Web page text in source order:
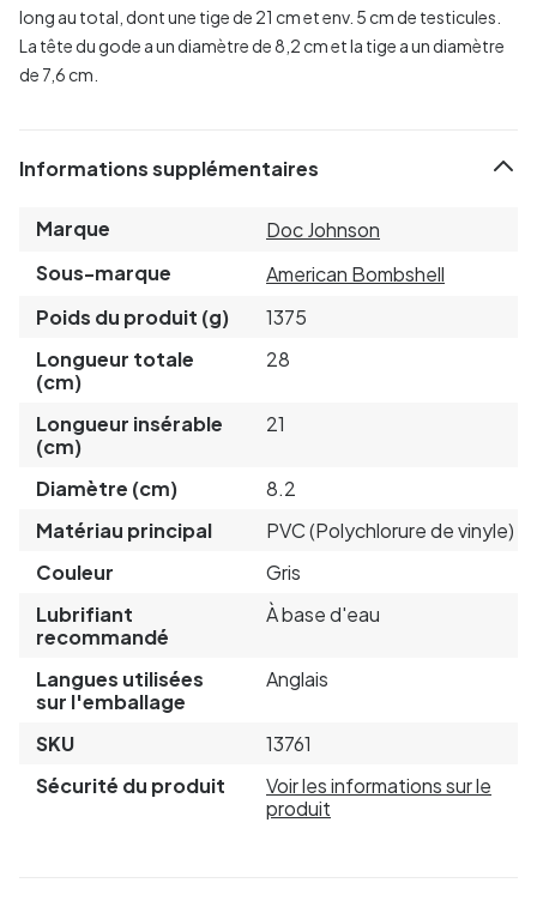
long au total, dont une tige de 21 cm et env. 5 cm de testicules.
La tête du gode a un diamètre de 8,2 cm et la tige a un diamètre
de 7,6 cm.
Informations supplémentaires
Marque
Doc Johnson
Sous-marque
American Bombshell
Poids du produit (g)
1375
Longueur totale
(cm)
28
Longueur insérable
(cm)
21
Diamètre (cm)
8.2
Matériau principal
PVC (Polychlorure de vinyle)
Couleur
Gris
Lubrifiant
recommandé
À base d'eau
Langues utilisées
sur l'emballage
Anglais
SKU
13761
Sécurité du produit
Voir les informations sur le
produit